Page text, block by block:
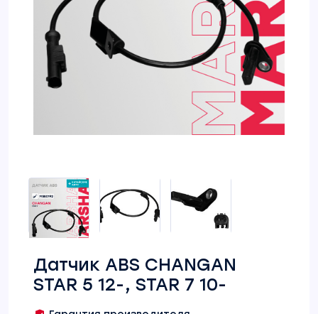
Датчик ABS CHANGAN
STAR 5 12-, STAR 7 10-